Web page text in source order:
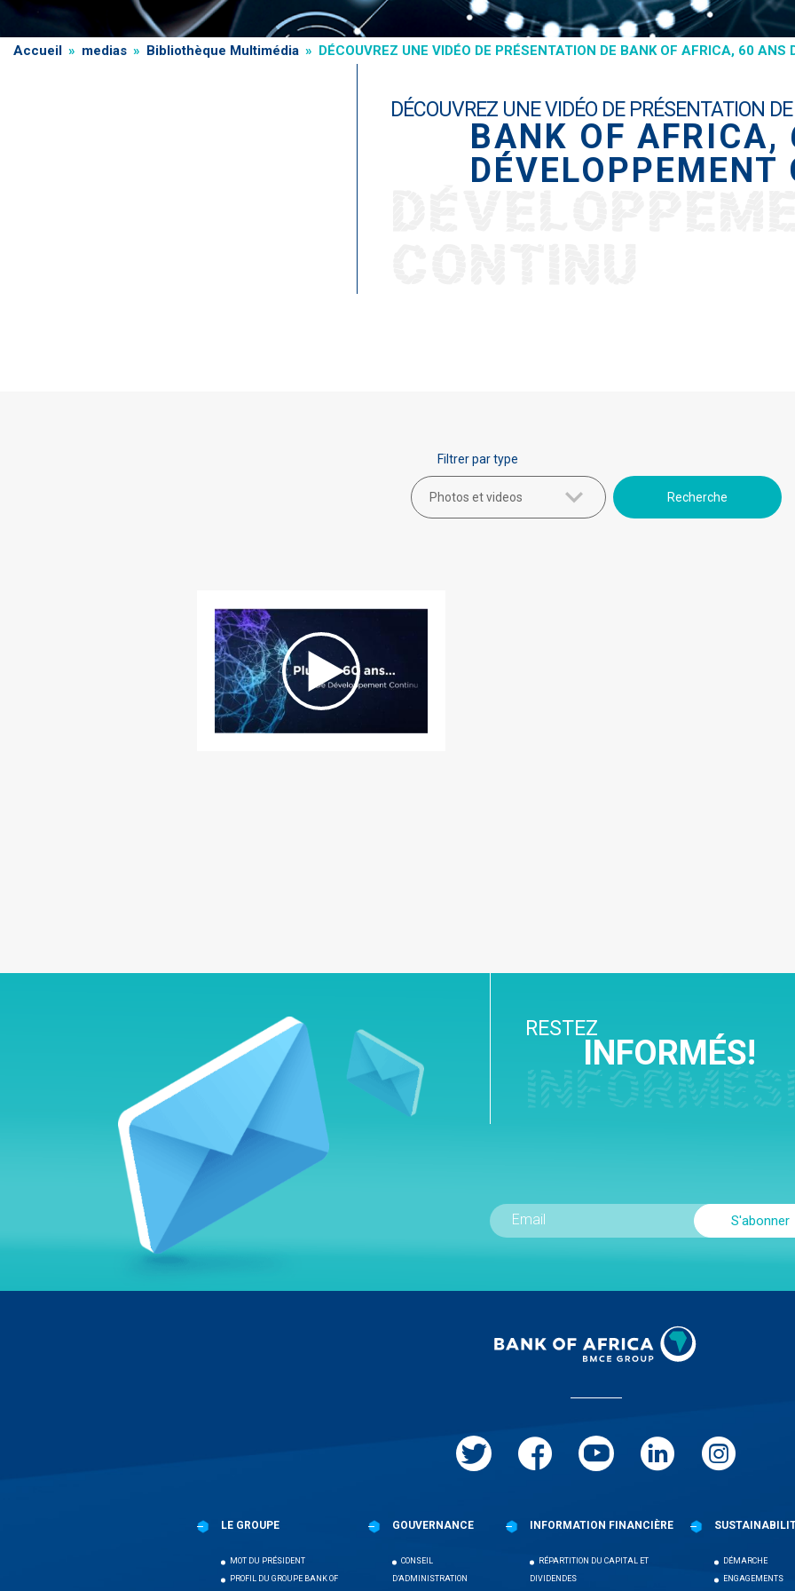
Fil
Accueil medias Bibliothèque Multimédia DÉCOUVREZ UNE VIDÉO DE PRÉSENTATION DE BANK OF AFRICA, 60 ANS
DÉCOUVREZ UNE VIDÉO DE PRÉSENTATION DE
BANK OF AFRICA,
DÉVELOPPEMENT
Filtrer par type
Photos et videos
RESTEZ
INFORMÉS!
LE GROUPE
MOT DU PRÉSIDENT
PROFIL DU GROUPE BANK OF
GOUVERNANCE
CONSEIL
D’ADMINISTRATION
INFORMATION FINANCIÈRE
RÉPARTITION DU CAPITAL ET
DIVIDENDES
DÉMARCHE
ENGAGEMENTS